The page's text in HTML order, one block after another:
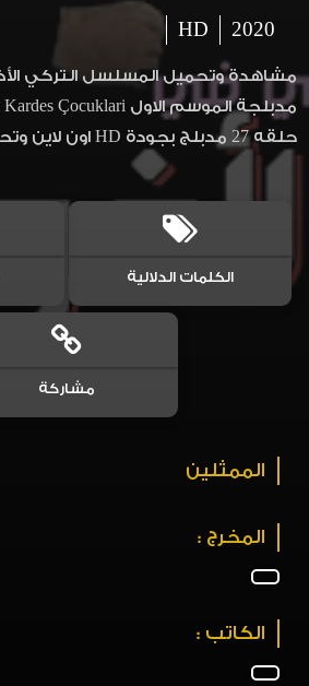
2020
HD
حلقه 27 مدبلج بجودة HD اون لاين وتحميل مباشر
الكلمات الدلالية
مشاركة
الممثلين
المخرج :
الكاتب :